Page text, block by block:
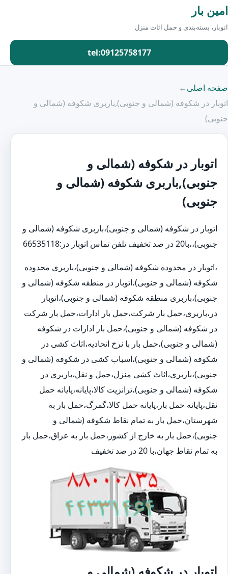
امین بار
اتوبار، بسته‌بندی و حمل اثاث منزل
tel:09125758177
صفحه اصلی←
اتوبار در شکوفه (شمالی و جنوبی),باربری شکوفه (شمالی و
جنوبی)
اتوبار در شکوفه (شمالی و
جنوبی),باربری شکوفه (شمالی و
جنوبی)
اتوبار در شکوفه (شمالی و جنوبی)،باربری شکوفه (شمالی و
جنوبی)،،با20 در صد تخفیف تلفن تماس اتوبار در:66535118
،اتوبار در محدوده شکوفه (شمالی و جنوبی)،باربری محدوده
شکوفه (شمالی و جنوبی)،اتوبار در منطقه شکوفه (شمالی و
جنوبی)،باربری منطقه شکوفه (شمالی و جنوبی)،اتوبار
در،باربری،حمل بار شرکت،حمل بار ادارات،حمل بار شرکت
در شکوفه (شمالی و جنوبی)،حمل بار ادارات در شکوفه
(شمالی و جنوبی)،حمل بار با نرخ اتحادیه،اثاث کشی در
شکوفه (شمالی و جنوبی)،اسباب کشی در شکوفه (شمالی و
جنوبی)،باربری،اثاث کشی منزل،حمل و نقل،باربری در
شکوفه (شمالی و جنوبی)،ترانزیت کالا،پایانه،پایانه حمل
نقل،پایانه حمل بار،پایانه حمل کالا،گمرگ،حمل بار به
شهرستان،حمل بار به تمام نقاط شکوفه (شمالی و
جنوبی)،حمل بار به خارج از کشور،حمل بار به عراق،حمل بار
به تمام نقاط جهان،با 20 در صد تخفیف